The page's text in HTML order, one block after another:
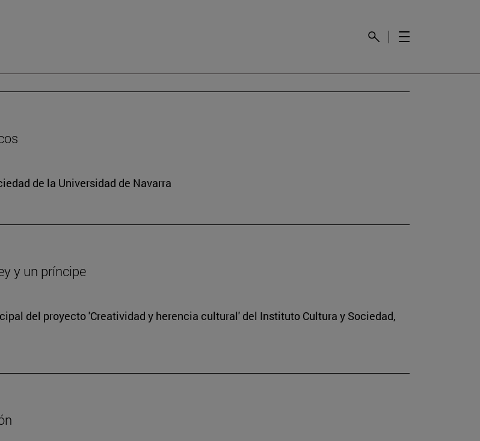
de la Universidad de Navarra
y un príncipe
del proyecto 'Creatividad y herencia cultural' del Instituto Cultura y Sociedad,